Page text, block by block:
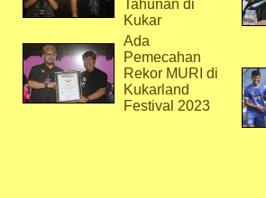
Tahunan di
Kukar
Ada
Pemecahan
Rekor MURI di
Kukarland
Festival 2023